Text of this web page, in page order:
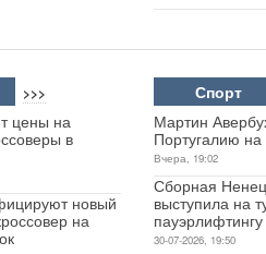
>>>
цены на
в
новый
на
Спорт
Мартин
Португалию
Вчера, 19:02
Сборная
выступила на
30-07-2026, 19:50